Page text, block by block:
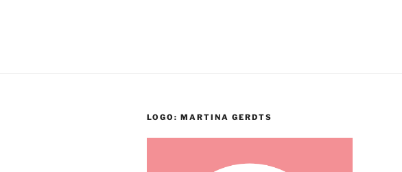
LOGO: MARTINA GERDTS